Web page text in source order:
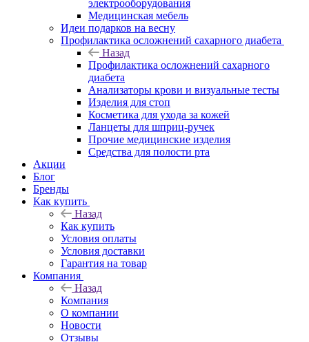
электрооборудования
Медицинская мебель
Идеи подарков на весну
Профилактика осложнений сахарного диабета
Назад
Профилактика осложнений сахарного
диабета
Анализаторы крови и визуальные тесты
Изделия для стоп
Косметика для ухода за кожей
Ланцеты для шприц-ручек
Прочие медицинские изделия
Средства для полости рта
Акции
Блог
Бренды
Как купить
Назад
Как купить
Условия оплаты
Условия доставки
Гарантия на товар
Компания
Назад
Компания
О компании
Новости
Отзывы